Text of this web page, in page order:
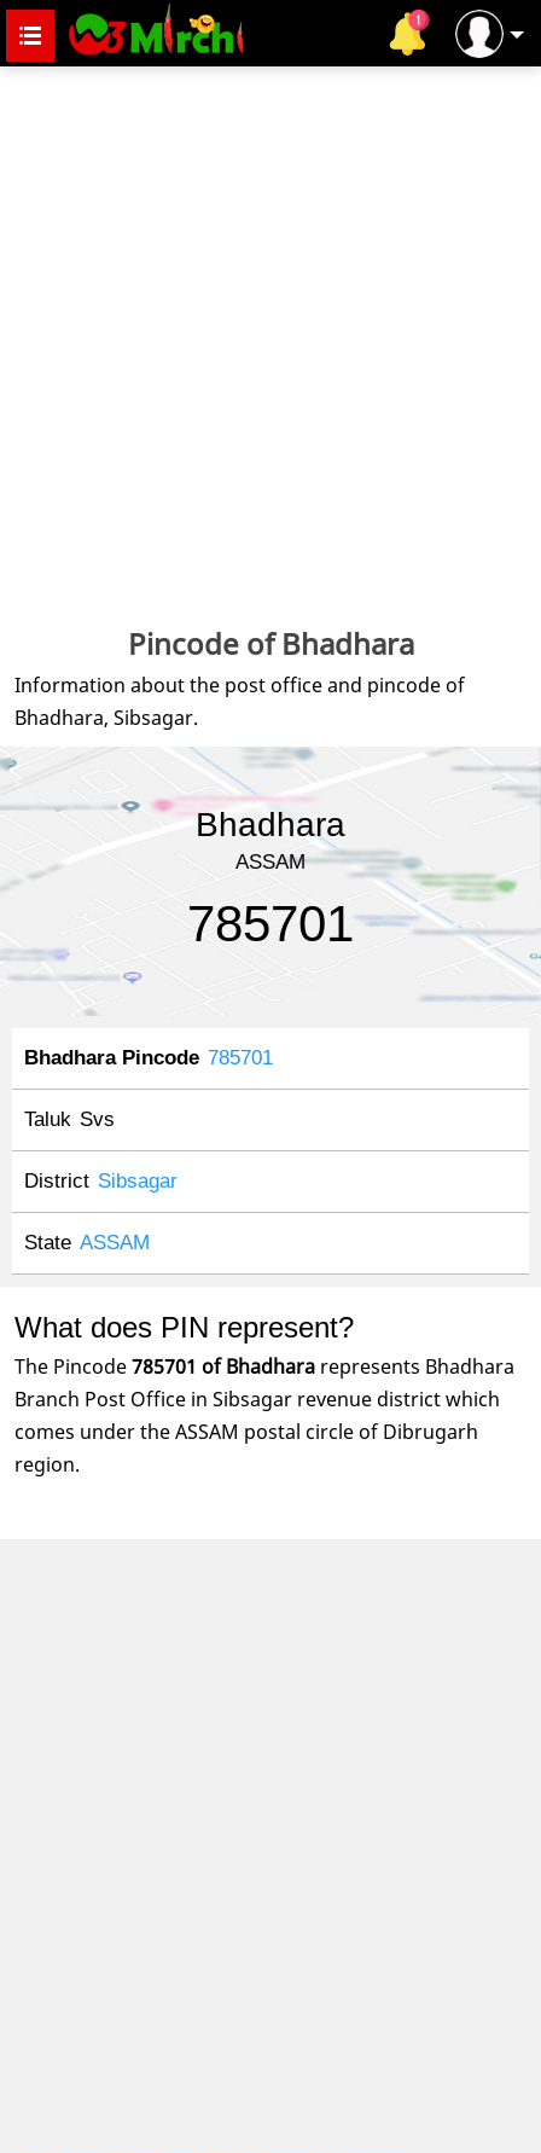
Pincode of Bhadhara
Information about the post office and pincode of
Bhadhara, Sibsagar.
Bhadhara
ASSAM
785701
Bhadhara Pincode 785701
Taluk Svs
District Sibsagar
State ASSAM
What does PIN represent?
The Pincode785701 of Bhadhara represents Bhadhara
Branch Post Office in Sibsagar revenue district which
comes under the ASSAM postal circle of Dibrugarh
region.